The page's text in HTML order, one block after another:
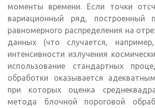
моменты времени. Если точки
вариационный ряд, построенный
равномерного распределения на
данных (что случается,
интенсивности излучения
использование стандартных
обработки оказывается
при которых оценка
метода блочной пороговой